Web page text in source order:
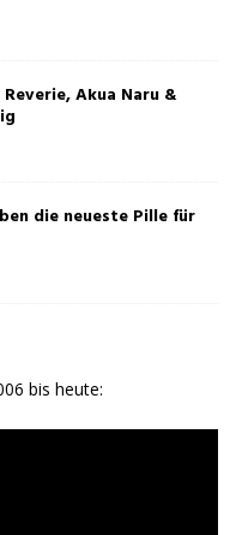
Akua Naru &
die neueste Pille für
bis heute: